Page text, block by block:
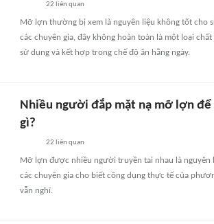
22 liên quan
Mỡ lợn thường bị xem là nguyên liệu không tốt cho
các chuyên gia, đây không hoàn toàn là một loại
sử dụng và kết hợp trong chế độ ăn hằng ngày.
Nhiều người đắp mặt nạ mỡ lợn
gì?
22 liên quan
Mỡ lợn được nhiều người truyền tai nhau là nguyên
các chuyên gia cho biết công dụng thực tế của
vẫn nghĩ.